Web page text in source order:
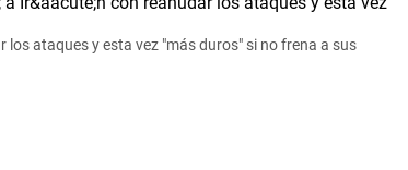
ataques y esta vez "más duros" si no frena a sus